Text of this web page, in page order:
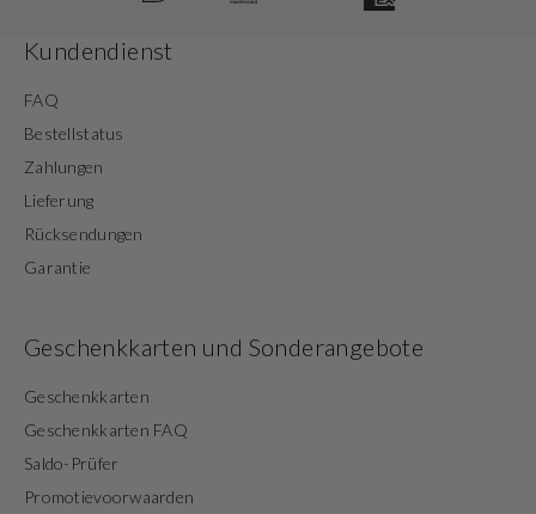
Kundendienst
FAQ
Bestellstatus
Zahlungen
Lieferung
Rücksendungen
Garantie
Geschenkkarten und Sonderangebote
Geschenkkarten
Geschenkkarten FAQ
Saldo-Prüfer
Promotievoorwaarden